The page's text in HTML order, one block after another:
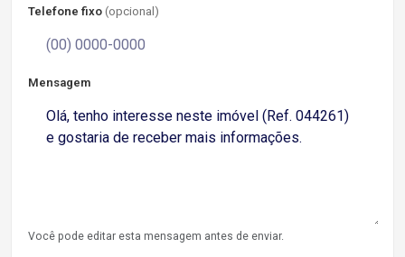
Telefone fixo (opcional)
Mensagem
Você pode editar esta mensagem antes de enviar.